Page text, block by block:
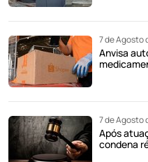
7 de Agosto
Anvisa
7 de Agosto
Após
condena